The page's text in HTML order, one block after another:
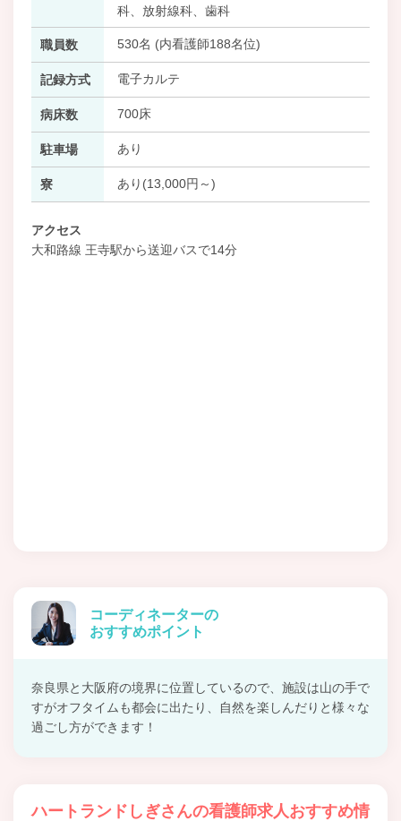
科、放射線科、歯科
職員数 530名 (内看護師188名位)
記録方式 電子カルテ
病床数 700床
駐車場 あり
寮 あり(13,000円～)
アクセス
大和路線 王寺駅から送迎バスで14分
コーディネーターの
おすすめポイント
奈良県と大阪府の境界に位置しているので、施設は山の手で
すがオフタイムも都会に出たり、自然を楽しんだりと様々な
過ごし方ができます！
ハートランドしぎさんの看護師求人おすすめ情